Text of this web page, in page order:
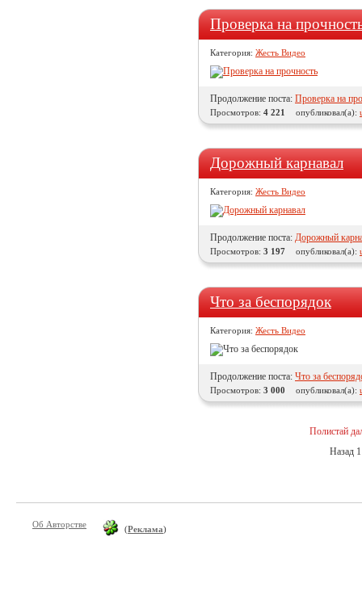
Проверка на
Категория: Жесть Видео
Продолжение поста: Проверка на
Просмотров: 4 221 опубликовал(а):
Дорожный карнавал
Категория: Жесть Видео
Продолжение поста: Дорожный
Просмотров: 3 197 опубликовал(а):
Что за беспорядок
Категория: Жесть Видео
Продолжение поста: Что за
Просмотров: 3 000 опубликовал(а):
Полистай
Назад 1
Об Авторстве (Реклама)